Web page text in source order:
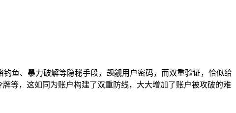
鱼、暴力破解等隐秘手段，觊觎用户密码，而双重验证，恰似给
等，这如同为账户构建了双重防线，大大增加了账户被攻破的难